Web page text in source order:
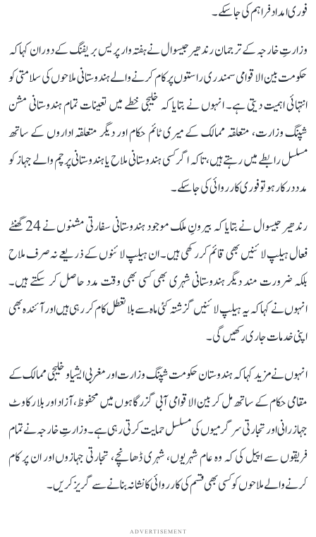
فوری امداد فراہم کی جا سکے۔
وزارتِ خارجہ کے ترجمان رندھیر جیسوال نے ہفتہ وار پریس بریفنگ کے دوران کہا کہ
حکومت بین الاقوامی سمندری راستوں پر کام کرنے والے ہندوستانی ملاحوں کی سلامتی کو
انتہائی اہمیت دیتی ہے۔ انہوں نے بتایا کہ خلیجی خطے میں تعینات تمام ہندوستانی مشن
شپنگ وزارت، متعلقہ ممالک کے میری ٹائم حکام اور دیگر متعلقہ اداروں کے ساتھ
مسلسل رابطے میں رہتے ہیں، تاکہ اگر کسی ہندوستانی ملاح یا ہندوستانی پرچم والے جہاز کو
مدد درکار ہو تو فوری کارروائی کی جا سکے۔
رندھیر جیسوال نے بتایا کہ بیرونِ ملک موجود ہندوستانی سفارتی مشنوں نے 24 گھنٹے
فعال ہیلپ لائنیں بھی قائم کر رکھی ہیں۔ ان ہیلپ لائنوں کے ذریعے نہ صرف ملاح
بلکہ ضرورت مند دیگر ہندوستانی شہری بھی کسی بھی وقت مدد حاصل کر سکتے ہیں۔
انہوں نے کہا کہ یہ ہیلپ لائنیں گزشتہ کئی ماہ سے بلا تعطل کام کر رہی ہیں اور آئندہ بھی
اپنی خدمات جاری رکھیں گی۔
انہوں نے مزید کہا کہ ہندوستان حکومت شپنگ وزارت اور مغربی ایشیا و خلیجی ممالک کے
مقامی حکام کے ساتھ مل کر بین الاقوامی آبی گزرگاہوں میں محفوظ، آزاد اور بلا رکاوٹ
جہاز رانی اور تجارتی سرگرمیوں کی مسلسل حمایت کرتی رہی ہے۔ وزارتِ خارجہ نے تمام
فریقوں سے اپیل کی کہ وہ عام شہریوں، شہری ڈھانچے، تجارتی جہازوں اور ان پر کام
کرنے والے ملاحوں کو کسی بھی قسم کی کارروائی کا نشانہ بنانے سے گریز کریں۔
ADVERTISEMENT